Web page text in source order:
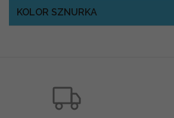
KOLOR SZNURKA